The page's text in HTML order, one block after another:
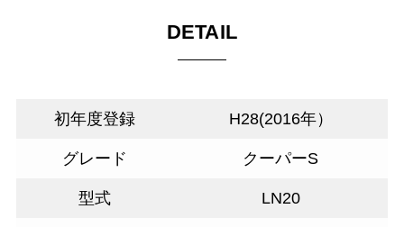
DETAIL
初年度登録 H28(2016年）
グレード クーパーS
型式 LN20